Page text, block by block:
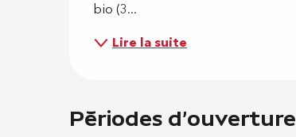
bio (3...
Lire la suite
Périodes d'ouverture